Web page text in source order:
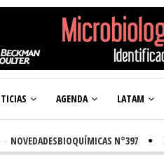
AGENDA LATAM
N°397 3